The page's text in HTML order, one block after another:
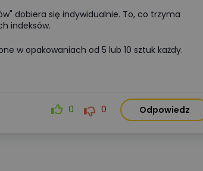
dobiera się indywidualnie. To, co trzyma
indeksów.
w opakowaniach od 5 lub 10 sztuk każdy.
0 0 Odpowiedz